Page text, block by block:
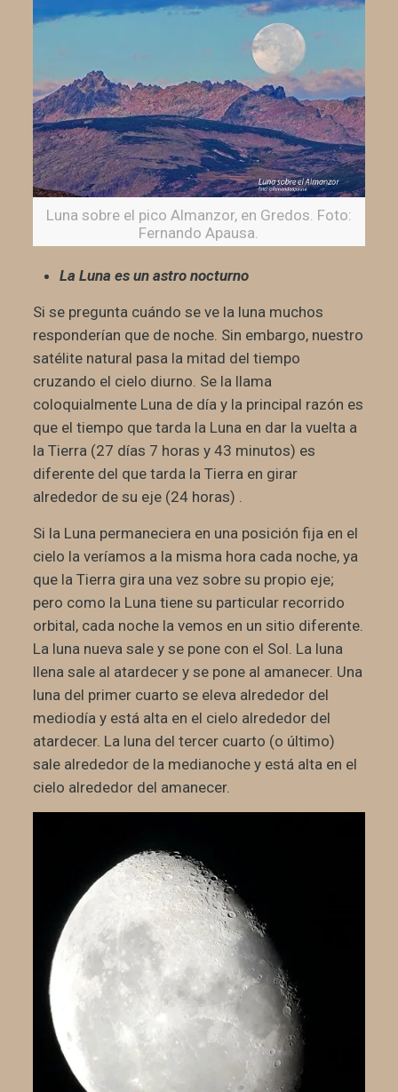
Luna sobre el pico Almanzor, en Gredos. Foto:
Fernando Apausa.
La Luna es un astro nocturno
Si se pregunta cuándo se ve la luna muchos
responderían que de noche. Sin embargo, nuestro
satélite natural pasa la mitad del tiempo
cruzando el cielo diurno. Se la llama
coloquialmente Luna de día y la principal razón es
que el tiempo que tarda la Luna en dar la vuelta a
la Tierra (27 días 7 horas y 43 minutos) es
diferente del que tarda la Tierra en girar
alrededor de su eje (24 horas) .
Si la Luna permaneciera en una posición fija en el
cielo la veríamos a la misma hora cada noche, ya
que la Tierra gira una vez sobre su propio eje;
pero como la Luna tiene su particular recorrido
orbital, cada noche la vemos en un sitio diferente.
La luna nueva sale y se pone con el Sol. La luna
llena sale al atardecer y se pone al amanecer. Una
luna del primer cuarto se eleva alrededor del
mediodía y está alta en el cielo alrededor del
atardecer. La luna del tercer cuarto (o último)
sale alrededor de la medianoche y está alta en el
cielo alrededor del amanecer.